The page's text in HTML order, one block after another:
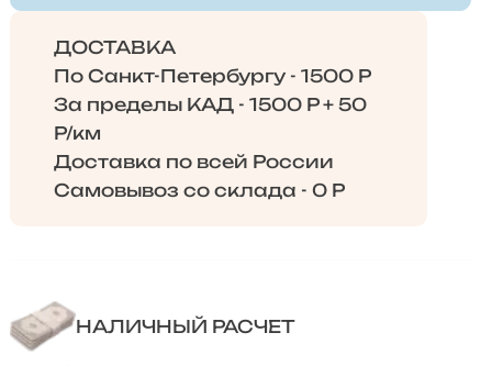
ДОСТАВКА
По Санкт-Петербургу - 1500 Р
За пределы КАД - 1500 Р + 50
Р/км
Доставка по всей России
Самовывоз со склада - 0 Р
НАЛИЧНЫЙ РАСЧЕТ